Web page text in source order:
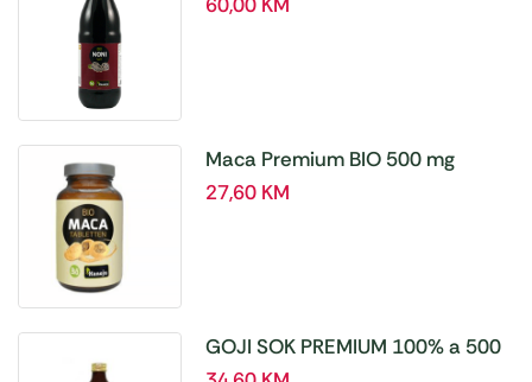
60,00 KM
Maca Premium BIO 500 mg
tablete, a180 tbl – Hanoju
27,60 KM
GOJI SOK PREMIUM 100% a 500
ml